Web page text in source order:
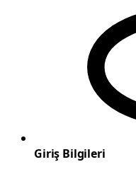
Giriş Bilgileri